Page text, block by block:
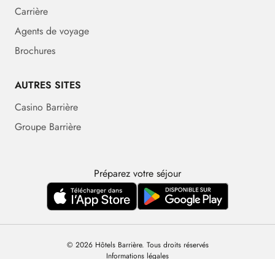
Carrière
Agents de voyage
Brochures
AUTRES SITES
Casino Barrière
Groupe Barrière
Préparez votre séjour
© 2026 Hôtels Barrière. Tous droits réservés
Informations légales